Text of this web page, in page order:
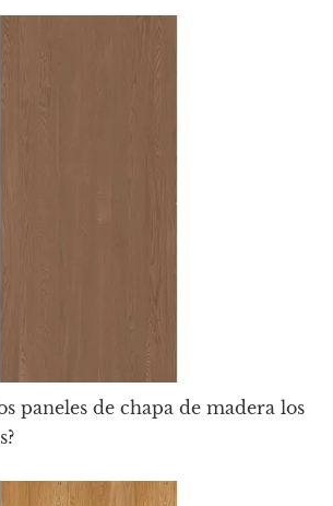
paneles de chapa de madera los